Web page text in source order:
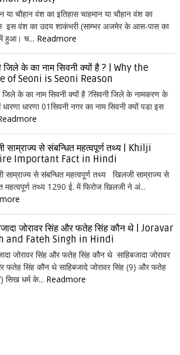
या चौहान वंश का इतिहास चाहमान या चौहान वंश का
इस वंश का उदय शाकंभरी (साम्भर अजमेर के आस-पास का
हुआ। च... Readmore
जिले के का नाम सिवनी क्यों है ? | Why the
of Seoni is Seoni Reason
जिले के का नाम सिवनी क्यों है ?सिवनी जिले के नामकरण के
धारणा 01सिवनी नगर का नाम सिवनी क्यों पडा इस
साम्राज्य से संबन्धित महत्वपूर्ण तथ्य | Khilji
Important Fact in Hindi
साम्राज्य से संबन्धित महत्वपूर्ण तथ्य खिलजी साम्राज्य से
महत्वपूर्ण तथ्य 1290 ई. में फिरोज खिलजी ने अं...
जोरावर सिंह और फतेह सिंह कौन थे | Joravar
and Fateh Singh in Hindi
जोरावर सिंह और फतेह सिंह कौन थे साहिबजादा जोरावर
फतेह सिंह कौन थे साहिबजादे जोरावर सिंह (9) और फतेह
सिख धर्म के... Readmore